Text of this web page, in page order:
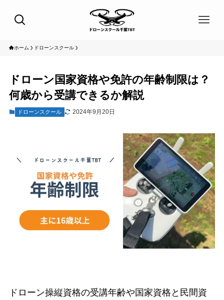
ホーム ドローンスクール
ドローン国家資格や免許の年齢制限は？
何歳から受講できるか解説
ドローンスクール 2024年9月20日
ドローン操縦資格の受講年齢や国家資格と民間資